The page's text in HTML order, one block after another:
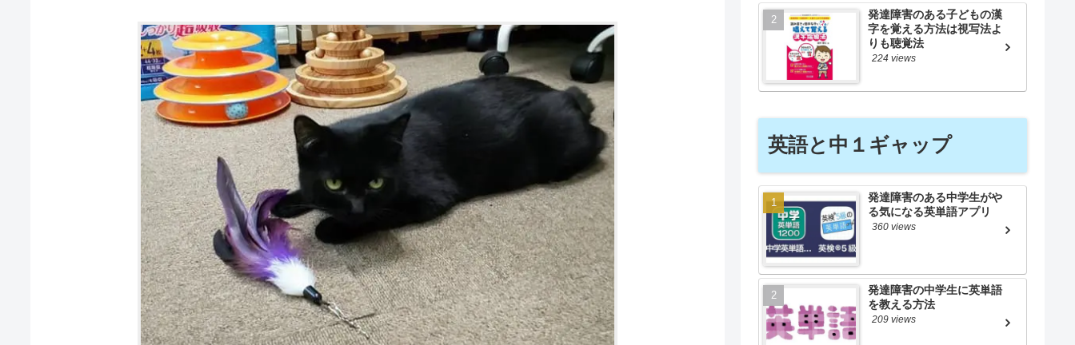
発達障害のある子どもの漢
字を覚える方法は視写法よ
りも聴覚法
224 views
英語と中１ギャップ
発達障害のある中学生がや
る気になる英単語アプリ
360 views
発達障害の中学生に英単語
を教える方法
209 views